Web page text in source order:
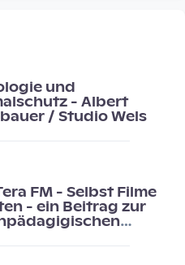
und
- Albert
/ Studio Wels
FM - Selbst Filme
- ein Beitrag zur